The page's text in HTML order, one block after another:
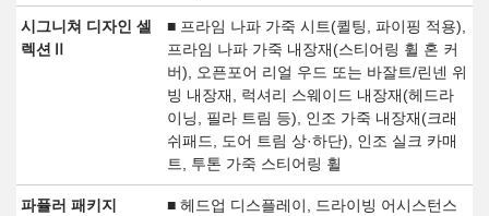
시그니쳐 디자인 셀
렉션Ⅱ
■ 프라임 나파 가죽 시트(퀼팅, 파이핑 적용),
프라임 나파 가죽 내장재(스티어링 휠 혼 커
버), 오픈포어 리얼 우드 또는 바잘트/린넨 위
빙 내장재, 럭셔리 스웨이드 내장재(헤드라
이닝, 필라 트림 등), 인조 가죽 내장재(크래
쉬패드, 도어 트림 상·하단), 인조 실크 카매
트, 투톤 가죽 스티어링 휠
파퓰러 패키지
■ 헤드업 디스플레이, 드라이빙 어시스턴스